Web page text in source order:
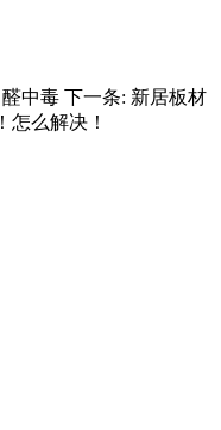
中毒 下一条: 新居板材
怎么解决！